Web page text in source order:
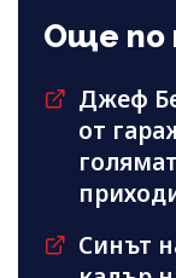
Още по
Джеф
от
Синът